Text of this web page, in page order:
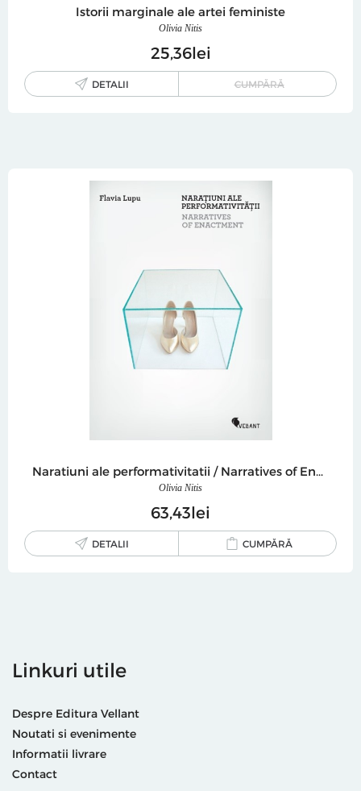
Istorii marginale ale artei feministe
Olivia Nitis
2536lei
DETALII CUMPĂRĂ
Naratiuni ale performativitatii / Narratives of Enactment
Olivia Nitis
63 43lei
DETALII CUMPĂRĂ
Linkuri utile
Despre Editura Vellant
Noutati si evenimente
Informatii livrare
Contact